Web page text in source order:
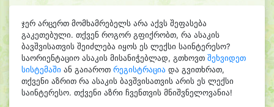
ჯერ არცერთ მომხამრებელს არა აქვს შეფასება
გაკეთებული. თქვენ როგორ გფიქრობთ, რა ასაკის
ბავშვისათვის შეიძლება იყოს ეს ლექსი საინტერესო?
საორიენტაციო ასაკის მისანიჭებლად, გთხოვთ შეხვიდეთ
სისტემაში ან გაიაროთ რეგისტრაცია და გვითხრათ,
თქვენი აზრით რა ასაკის ბავშვისათვის არის ეს ლექსი
საინტერესო. თქვენი აზრი ჩვენთვის მნიშვნელოვანია!